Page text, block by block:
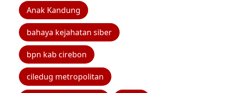
Anak Kandung
bahaya kejahatan siber
bpn kab cirebon
ciledug metropolitan